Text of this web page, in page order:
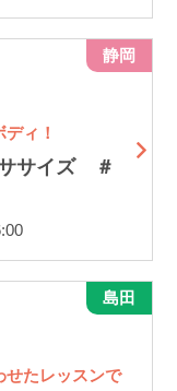
ィ！
サイズ ＃
静岡
せたレッスンで
島田